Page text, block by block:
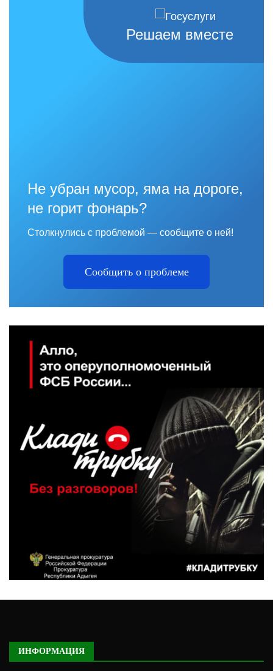
Решаем вместе
Не убран мусор, яма на дороге,
не горит фонарь?
Столкнулись с проблемой — сообщите о ней!
Сообщить о проблеме
ИНФОРМАЦИЯ